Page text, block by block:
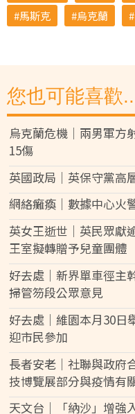
馬斯克
烏克蘭
您也可能喜歡
烏克蘭危機｜兩男軍
15傷
英國政局｜英保守黨高
網絡癱瘓｜數據中心火
英女王逝世｜英民眾獻
王室擬轉贈予兒童團體
好去處｜新界單車徑主
掃管笏段公眾意見
好去處｜維園本月30日
迎市民參加
長者安老｜社聯與政府
技博覽展部分與疫情有
天文台｜「納沙」增強